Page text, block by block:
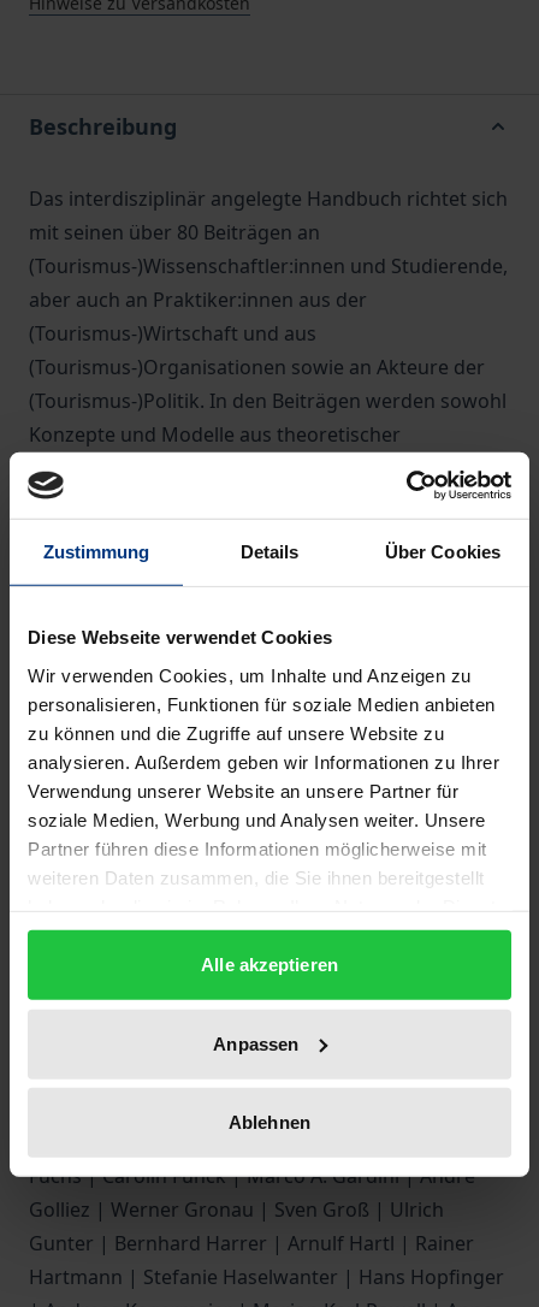
Zustimmung Details Über Cookies
Diese Webseite verwendet Cookies
Wir verwenden Cookies, um Inhalte und Anzeigen zu
personalisieren, Funktionen für soziale Medien anbieten
zu können und die Zugriffe auf unsere Website zu
analysieren. Außerdem geben wir Informationen zu Ihrer
Verwendung unserer Website an unsere Partner für
soziale Medien, Werbung und Analysen weiter. Unsere
Partner führen diese Informationen möglicherweise mit
weiteren Daten zusammen, die Sie ihnen bereitgestellt
gesammelt haben.
Alle akzeptieren
Anpassen
Ablehnen
Beschreibung
Das interdisziplinär angelegte Handbuch richtet sich
mit seinen über 80 Beiträgen an
(Tourismus-)Wissenschaftler:innen und Studierende,
aber auch an Praktiker:innen aus der
(Tourismus-)Wirtschaft und aus
(Tourismus-)Organisationen sowie an Akteure der
(Tourismus-)Politik. In den Beiträgen werden sowohl
Konzepte und Modelle aus theoretischer
Perspektive als auch Strukturen und Entwicklungen
für verschiedene Länder und Regionen sowie für
verschiedene Bereiche des Tourismus anhand
empirischer Analysen aus Angebots- und
Handbuch einen Serviceteil, der über einschlägige
Forschungsinstitute, Studiengänge an Hochschulen
und Universitäten sowie Interessenvertretungen
und Verbände informiert.
Mit Beiträgen von
Sebastian Amrhein | Wolfgang Aschauer | Dominik
Asef | Martin Balas | Monika Bandi Tanner |
Christian Baumgartner | Thomas Bausch | Julia E.
Beelitz | Bernhard F. Bichler | Michael Bischof |
Jessica de Bloom | Celine Chang | Roland Conrady |
Philipp Corradini | Benjamin Domenig | Axel Dreyer
| Eveline Dürr | Katrin Eberhardt | Bernd Eisenstein
Fuchs | Carolin Funck | Marco A. Gardini | André
Golliez | Werner Gronau | Sven Groß | Ulrich
Gunter | Bernhard Harrer | Arnulf Hartl | Rainer
Hartmann | Stefanie Haselwanter | Hans Hopfinger